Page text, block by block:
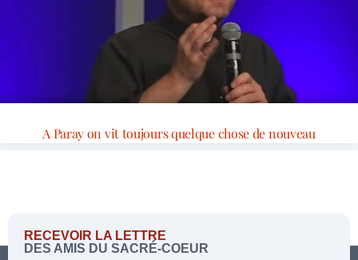
A Paray on vit toujours quelque chose de nouveau
RECEVOIR LA LETTRE
DES AMIS DU SACRÉ-COEUR